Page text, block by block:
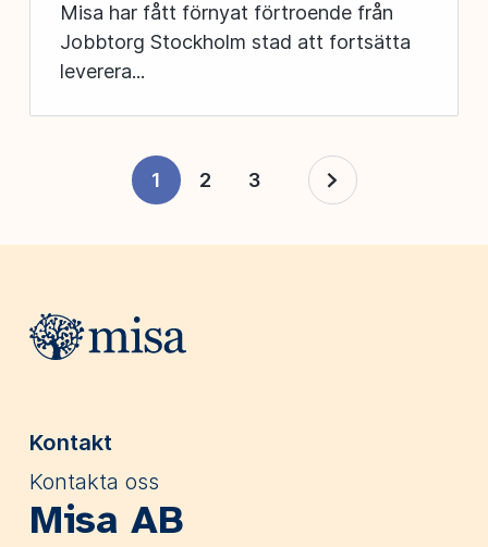
Misa har fått förnyat förtroende från
Jobbtorg Stockholm stad att fortsätta
leverera...
1 2 3
Webbplatsens sidfot
Kontakt
Kontakta oss
Misa AB